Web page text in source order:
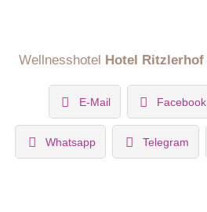
Wellnesshotel Hotel Ritzlerhof
E-Mail Facebook
Whatsapp Telegram